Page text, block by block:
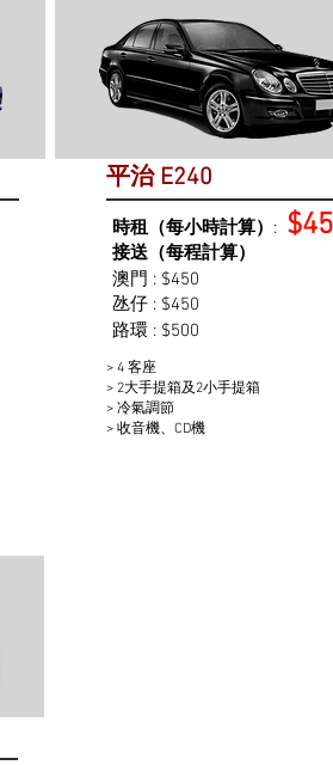
平治 E240
時租（每小時計算） :
接送（每程計算）
澳門 : $450
氹仔 : $450
路環 : $500
> 4 客座
> 2大手提箱及2小手提箱
> 冷氣調節
> 收音機、CD機